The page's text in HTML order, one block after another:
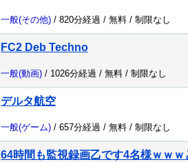
一般(その他) / 820分経過 / 無料 / 制限なし
FC2 Deb Techno
一般(動画) / 1026分経過 / 無料 / 制限なし
デルタ航空
一般(ゲーム) / 657分経過 / 無料 / 制限なし
64時間も監視録画乙です4名様ｗｗ